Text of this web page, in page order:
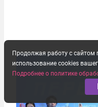
Продолжая работу с сайтом
использование cookies
Подробнее о политике